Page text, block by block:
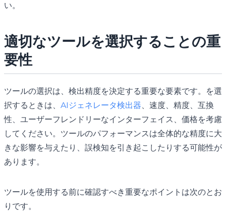
い。
適切なツールを選択することの重
要性
ツールの選択は、検出精度を決定する重要な要素です。を選
択するときは、 AIジェネレータ検出器、速度、精度、互換
性、ユーザーフレンドリーなインターフェイス、価格を考慮
してください。ツールのパフォーマンスは全体的な精度に大
きな影響を与えたり、誤検知を引き起こしたりする可能性が
あります。
ツールを使用する前に確認すべき重要なポイントは次のとお
りです。